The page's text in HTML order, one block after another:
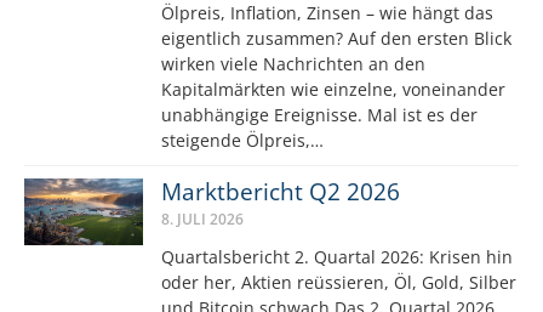
Ölpreis, Inflation, Zinsen – wie hängt das
eigentlich zusammen? Auf den ersten Blick
wirken viele Nachrichten an den
Kapitalmärkten wie einzelne, voneinander
unabhängige Ereignisse. Mal ist es der
steigende Ölpreis,…
Marktbericht Q2 2026
8. JULI 2026
Quartalsbericht 2. Quartal 2026: Krisen hin
oder her, Aktien reüssieren, Öl, Gold, Silber